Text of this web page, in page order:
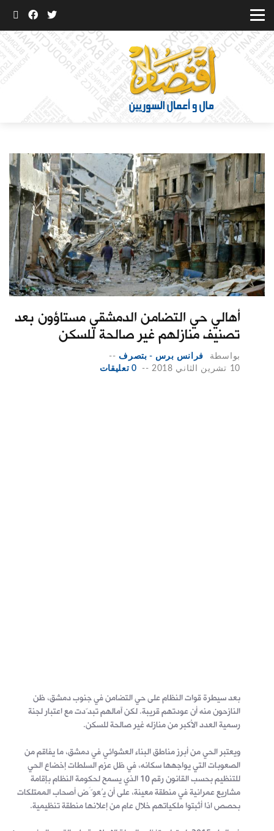
أهالي حي التضامن الدمشقي مستاؤون بعد
تصنيف منازلهم غير صالحة للسكن
بواسطة فرانس برس - بتصرف --
10 تشرين الثاني 2018
-- 0 تعليقات
بعد سيطرة قوات النظام على حي التضامن في جنوب دمشق، ظن
النازحون منه أن عودتهم قريبة. لكن آمالهم تبدّدت مع اعتبار لجنة
رسمية العدد الأكبر من منازله غير صالحة للسكن.
ويعتبر الحي من أبرز مناطق البناء العشوائي في دمشق، ما يفاقم من
الصعوبات التي يواجهها سكانه، في ظل عزم السلطات إخضاع الحي
للتنظيم بحسب القانون رقم 10 الذي يسمح لحكومة النظام بإقامة
مشاريع عمرانية في منطقة معينة، على أن يُعوَّض أصحاب الممتلكات
بحصص اذا أثبتوا ملكياتهم خلال عام من إعلانها منطقة تنظيمية.